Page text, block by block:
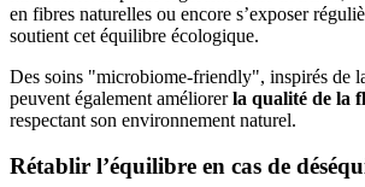
en fibres naturelles ou encore s’exposer
soutient cet équilibre écologique.
Des soins "microbiome-friendly", inspirés de
peuvent également améliorerla qualité de la
respectant son environnement naturel.
Rétablir l’équilibre en cas de